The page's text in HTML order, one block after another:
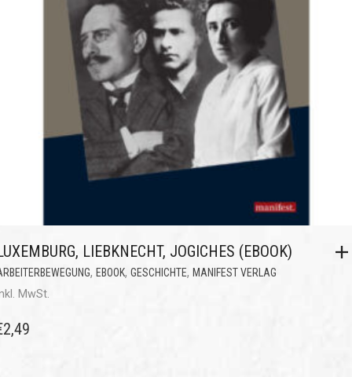
LIEBKNECHT, JOGICHES (EBOOK)
, EBOOK, GESCHICHTE, MANIFEST VERLAG
MwSt.
2,49